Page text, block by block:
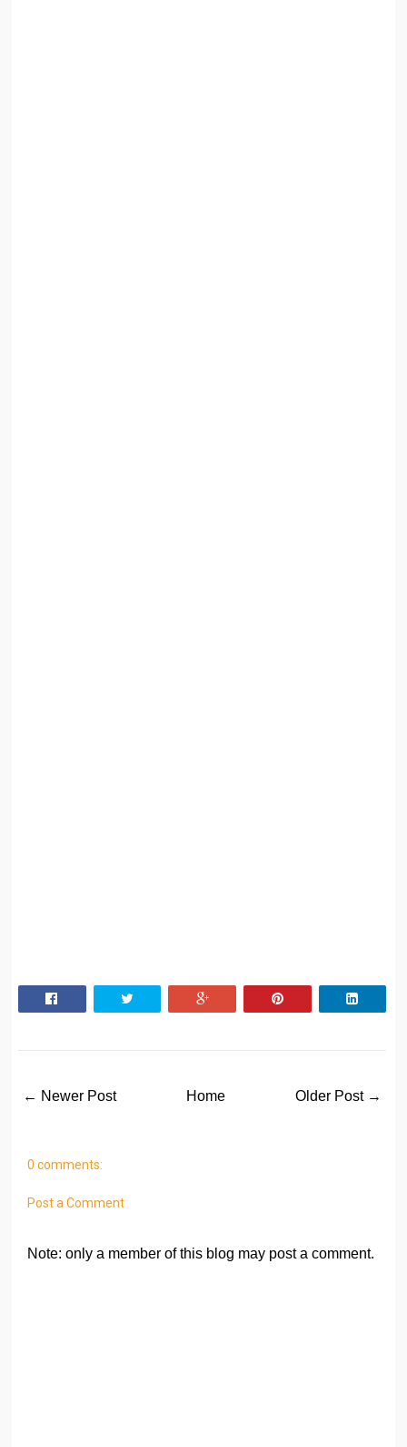
← Newer Post Older Post →
Home
0 comments:
Post a Comment
Note: only a member of this blog may post a comment.